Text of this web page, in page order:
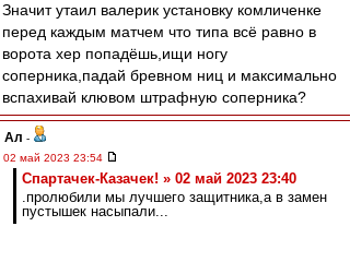
Значит утаил валерик установку комличенке
перед каждым матчем что типа всё равно в
ворота хер попадёшь,ищи ногу
соперника,падай бревном ниц и максимально
вспахивай клювом штрафную соперника?
Ал -
02 май 2023 23:54
Спартачек-Казачек! » 02 май 2023 23:40
.пролюбили мы лучшего защитника,а в замен
пустышек насыпали...